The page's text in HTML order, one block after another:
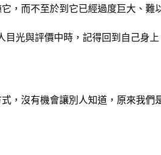
，而不至於到它已經過度巨大、難
目光與評價中時，記得回到自己身
，沒有機會讓別人知道，原來我們